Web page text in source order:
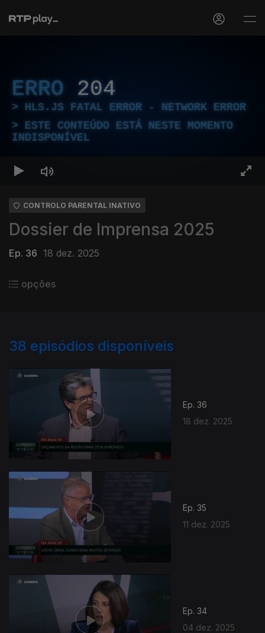
ERRO 204
HLS.JS FATAL ERROR - NETWORK ERROR
ESTE CONTEÚDO ESTÁ NESTE MOMENTO
INDISPONÍVEL
CONTROLO PARENTAL INATIVO
Dossier de Imprensa 2025
Ep. 36 18 dez. 2025
opções
38 episódios disponíveis
Ep. 36
18 dez. 2025
Ep. 35
11 dez. 2025
Ep. 34
04 dez. 2025